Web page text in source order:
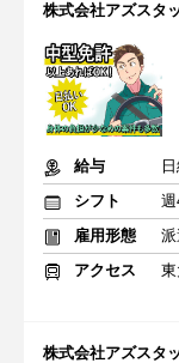
株式会社アズスタ
給与
シフト
雇用形態
派
アクセス
株式会社アズスタ